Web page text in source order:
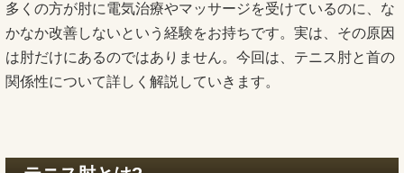
多くの方が肘に電気治療やマッサージを受けているのに、な
かなか改善しないという経験をお持ちです。実は、その原因
は肘だけにあるのではありません。今回は、テニス肘と首の
関係性について詳しく解説していきます。